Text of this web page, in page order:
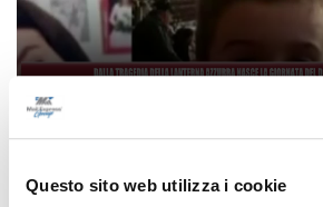
Questo sito web utilizza i cookie
Dalla tragedia della Lanterna